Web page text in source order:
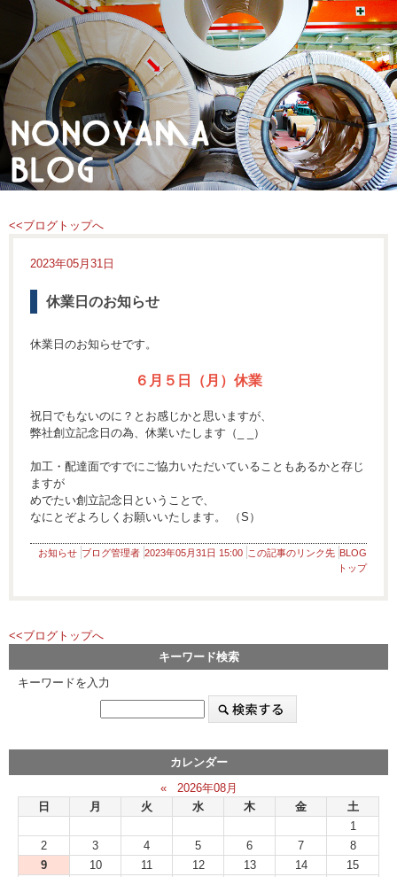
<<ブログトップへ
2023年05月31日
休業日のお知らせ
休業日のお知らせです。
６月５日（月）休業
祝日でもないのに？とお感じかと思いますが、
弊社創立記念日の為、休業いたします（_ _）
加工・配達面ですでにご協力いただいていることもあるかと存じ
ますが
めでたい創立記念日ということで、
なにとぞよろしくお願いいたします。 （S）
お知らせ ブログ管理者 2023年05月31日 15:00 この記事のリンク先 BLOG
トップ
<<ブログトップへ
キーワード検索
キーワードを入力
カレンダー
«
2026年08月
日
月 火 水 木 金
土
1
2
3 4 5 6 7
8
9
10 11 12 13 14
15